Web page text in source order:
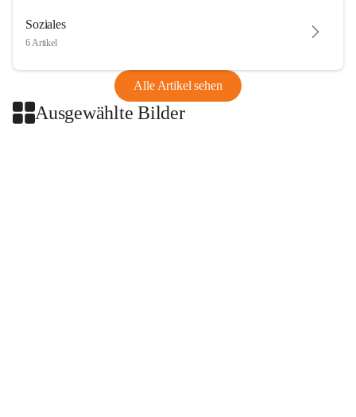
Soziales
6 Artikel
Alle Artikel sehen
Ausgewählte Bilder